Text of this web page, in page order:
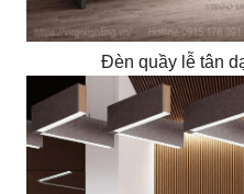
Đèn quầy lễ tân